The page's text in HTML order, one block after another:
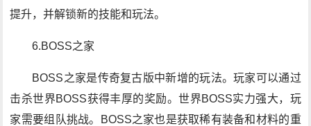
提升，并解锁新的技能和玩法。
6.BOSS之家
BOSS之家是传奇复古版中新增的玩法。玩家可以通过
击杀世界BOSS获得丰厚的奖励。世界BOSS实力强大，玩
家需要组队挑战。BOSS之家也是获取稀有装备和材料的重